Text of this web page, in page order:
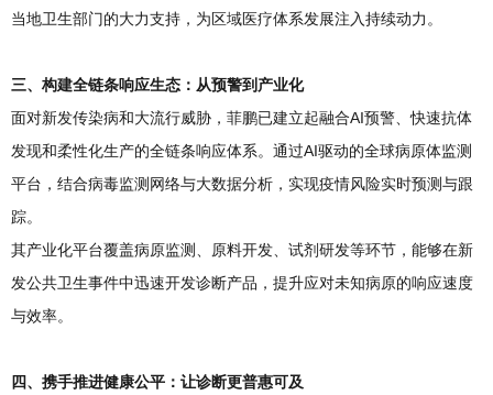
当地卫生部门的大力支持，为区域医疗体系发展注入持续动力。
三、构建全链条响应生态：从预警到产业化
面对新发传染病和大流行威胁，菲鹏已建立起融合AI预警、快速抗体
发现和柔性化生产的全链条响应体系。通过AI驱动的全球病原体监测
平台，结合病毒监测网络与大数据分析，实现疫情风险实时预测与跟
踪。
其产业化平台覆盖病原监测、原料开发、试剂研发等环节，能够在新
发公共卫生事件中迅速开发诊断产品，提升应对未知病原的响应速度
与效率。
四、携手推进健康公平：让诊断更普惠可及